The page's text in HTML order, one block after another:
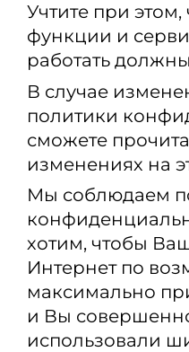
Учтите при
функции и
работать
В случае
политики
сможете
изменениях на
Мы соблюдаем
хотим, чтобы
Интернет по
максимально
и Вы
использовали